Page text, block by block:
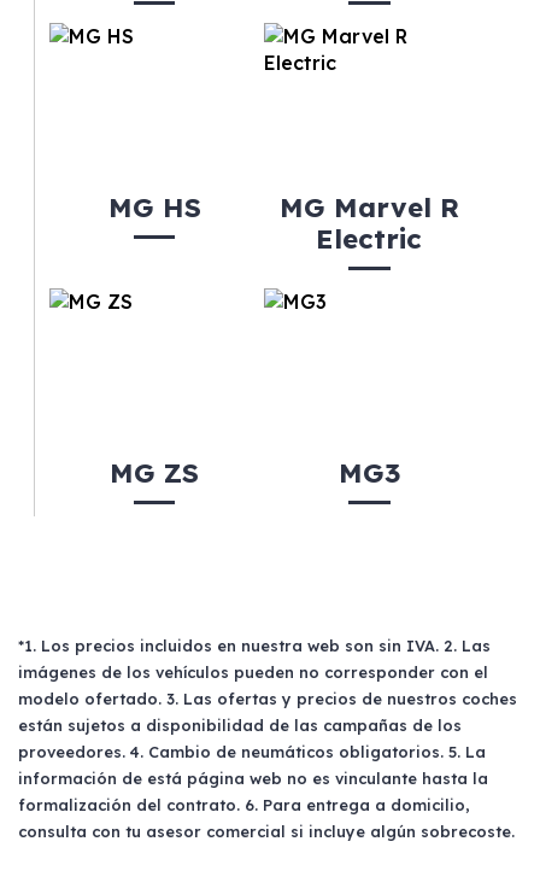
MG HS
MG Marvel R
Electric
MG ZS MG3
*1. Los precios incluidos en nuestra web son sin IVA. 2. Las
imágenes de los vehículos pueden no corresponder con el
modelo ofertado. 3. Las ofertas y precios de nuestros coches
están sujetos a disponibilidad de las campañas de los
proveedores. 4. Cambio de neumáticos obligatorios. 5. La
información de está página web no es vinculante hasta la
formalización del contrato. 6. Para entrega a domicilio,
consulta con tu asesor comercial si incluye algún sobrecoste.